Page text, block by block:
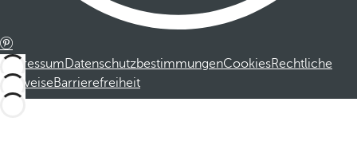
ImpressumDatenschutzbestimmungenCookiesRechtliche
HinweiseBarrierefreiheit